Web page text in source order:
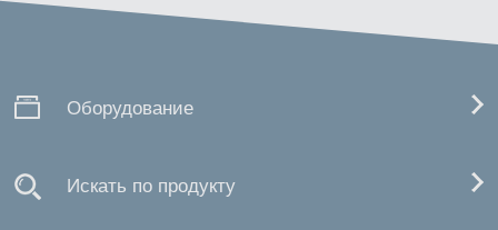
Оборудование
Искать по продукту